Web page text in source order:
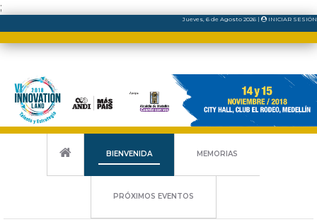
;
Jueves, 6 de Agosto 2026 | INICIAR SESIÓN
BIENVENIDA MEMORIAS
PRÓXIMOS EVENTOS